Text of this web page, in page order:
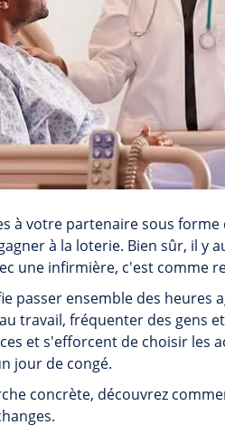
à votre partenaire sous
à la loterie. Bien sûr, il y
une infirmière, c'est comme
passer ensemble des heures
travail, fréquenter des gens
et s'efforcent de choisir les
jour de congé.
concrète, découvrez